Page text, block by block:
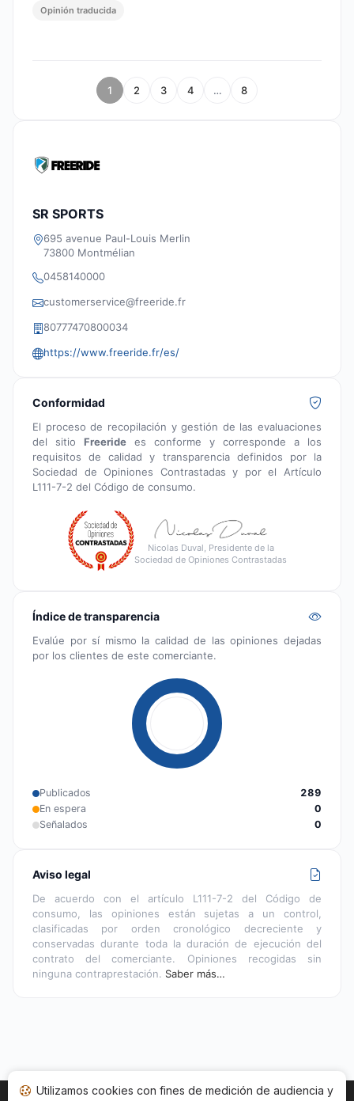
Opinión traducida
1 2 3 4 … 8
SR SPORTS
695 avenue Paul-Louis Merlin
73800 Montmélian
0458140000
customerservice@freeride.fr
80777470800034
https://www.freeride.fr/es/
Conformidad
El proceso de recopilación y gestión de las evaluaciones
del sitio Freeride es conforme y corresponde a los
requisitos de calidad y transparencia definidos por la
Sociedad de Opiniones Contrastadas y por el Artículo
L111-7-2 del Código de consumo.
Nicolas Duval, Presidente de la
Sociedad de Opiniones Contrastadas
Índice de transparencia
Evalúe por sí mismo la calidad de las opiniones dejadas
por los clientes de este comerciante.
Publicados
289
En espera
0
Señalados
0
Aviso legal
De acuerdo con el artículo L111-7-2 del Código de
consumo, las opiniones están sujetas a un control,
clasificadas por orden cronológico decreciente y
conservadas durante toda la duración de ejecución del
contrato del comerciante. Opiniones recogidas sin
ninguna contraprestación. Saber más…
Utilizamos cookies con fines de medición de audiencia y